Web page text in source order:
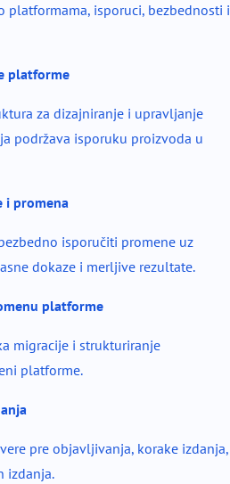
platformama, isporuci, bezbednosti i
platforme
za dizajniranje i upravljanje
podržava isporuku proizvoda u
i promena
isporučiti promene uz
dokaze i merljive rezultate.
platforme
migracije i strukturiranje
platforme.
pre objavljivanja, korake izdanja,
izdanja.